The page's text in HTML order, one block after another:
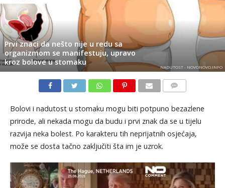
Prvi znaci da nešto nije u redu sa
organizmom se manifestuju, upravo
kroz bolove u stomaku
NADUTOST - NOVONOVO.INFO
Bolovi i nadutost u stomaku mogu biti potpuno bezazlene
prirode, ali nekada mogu da budu i prvi znak da se u tijelu
razvija neka bolest. Po karakteru tih neprijatnih osjećaja,
može se dosta tačno zaključiti šta im je uzrok.